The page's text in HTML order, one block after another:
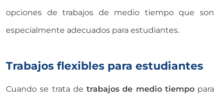
opciones de trabajos de medio tiempo que son
especialmente adecuados para estudiantes.
Trabajos flexibles para estudiantes
Cuando se trata de trabajos de medio tiempopara